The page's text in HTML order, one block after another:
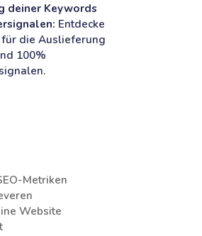
deiner Keywords
Entdecke
für die Auslieferung
100%
Metriken
Website